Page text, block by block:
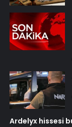
Ardelyx hissesi